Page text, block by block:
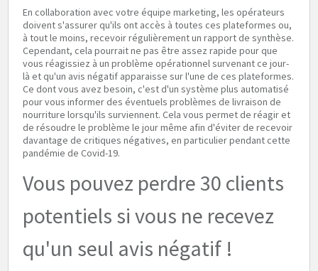
En collaboration avec votre équipe marketing, les opérateurs
doivent s'assurer qu'ils ont accès à toutes ces plateformes ou,
à tout le moins, recevoir régulièrement un rapport de synthèse.
Cependant, cela pourrait ne pas être assez rapide pour que
vous réagissiez à un problème opérationnel survenant ce jour-
là et qu'un avis négatif apparaisse sur l'une de ces plateformes.
Ce dont vous avez besoin, c'est d'un système plus automatisé
pour vous informer des éventuels problèmes de livraison de
nourriture lorsqu'ils surviennent. Cela vous permet de réagir et
de résoudre le problème le jour même afin d'éviter de recevoir
davantage de critiques négatives, en particulier pendant cette
pandémie de Covid-19.
Vous pouvez perdre 30 clients
potentiels si vous ne recevez
qu'un seul avis négatif !